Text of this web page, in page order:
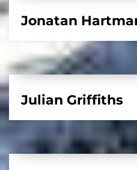
Jonatan
Julian Griffiths